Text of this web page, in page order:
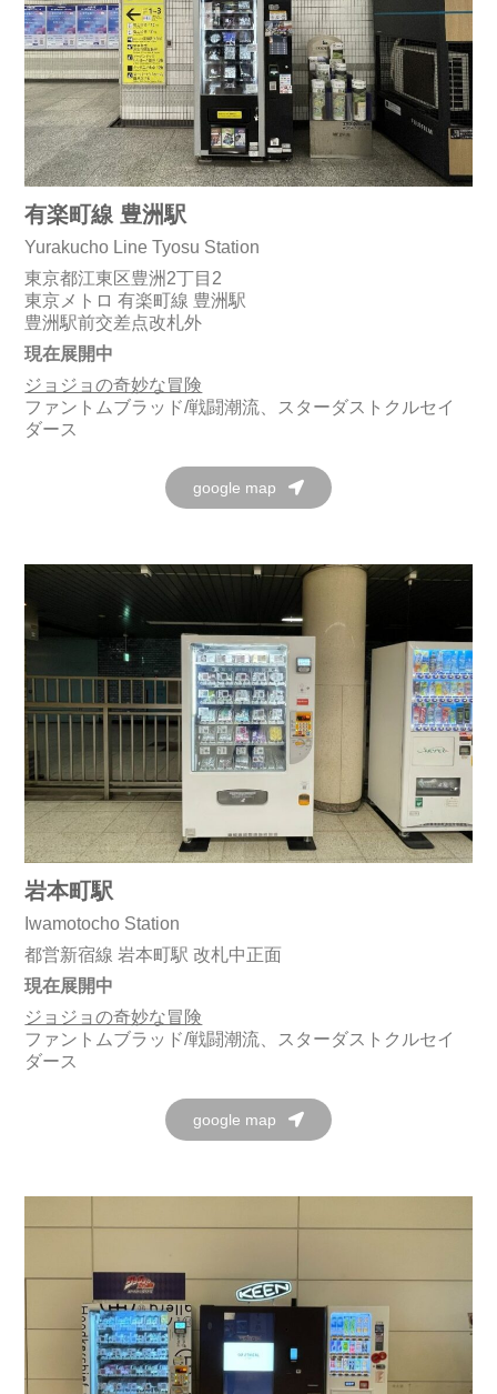
有楽町線 豊洲駅
Yurakucho Line Tyosu Station
東京都江東区豊洲2丁目2
東京メトロ 有楽町線 豊洲駅
豊洲駅前交差点改札外
現在展開中
ジョジョの奇妙な冒険
ファントムブラッド/戦闘潮流、スターダストクルセイ
ダース
google map
岩本町駅
Iwamotocho Station
都営新宿線 岩本町駅 改札中正面
現在展開中
ジョジョの奇妙な冒険
ファントムブラッド/戦闘潮流、スターダストクルセイ
ダース
google map